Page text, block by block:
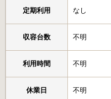
定期利用 なし
収容台数 不明
利用時間 不明
休業日 不明